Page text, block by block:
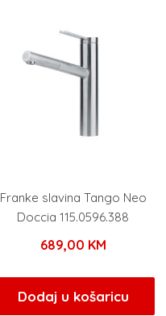
Franke slavina Tango Neo
Doccia 115.0596.388
689,00 KM
Dodaj u košaricu